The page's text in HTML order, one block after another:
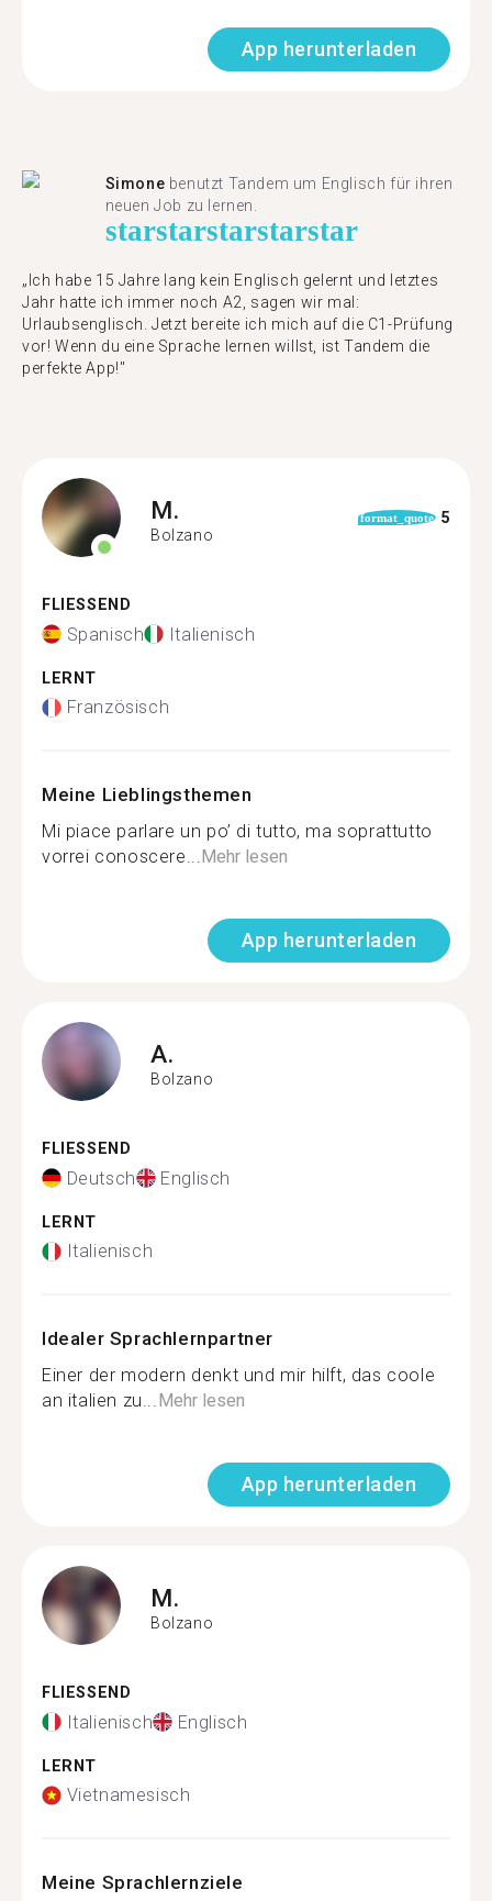
App herunterladen
Simone benutzt Tandem um Englisch für ihren
neuen Job zu lernen.
starstarstarstarstar
„Ich habe 15 Jahre lang kein Englisch gelernt und letztes
Jahr hatte ich immer noch A2, sagen wir mal:
Urlaubsenglisch. Jetzt bereite ich mich auf die C1-Prüfung
vor! Wenn du eine Sprache lernen willst, ist Tandem die
perfekte App!"
M.
Bolzano
format_quote 5
FLIESSEND
Spanisch Italienisch
LERNT
Französisch
Meine Lieblingsthemen
Mi piace parlare un po’ di tutto, ma soprattutto
vorrei conoscere...Mehr lesen
App herunterladen
A.
Bolzano
FLIESSEND
Deutsch Englisch
LERNT
Italienisch
Idealer Sprachlernpartner
Einer der modern denkt und mir hilft, das coole
an italien zu...Mehr lesen
App herunterladen
M.
Bolzano
FLIESSEND
Italienisch Englisch
LERNT
Vietnamesisch
Meine Sprachlernziele